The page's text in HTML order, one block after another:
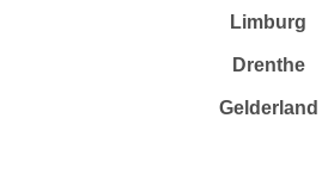
Limburg
Drenthe
Gelderland